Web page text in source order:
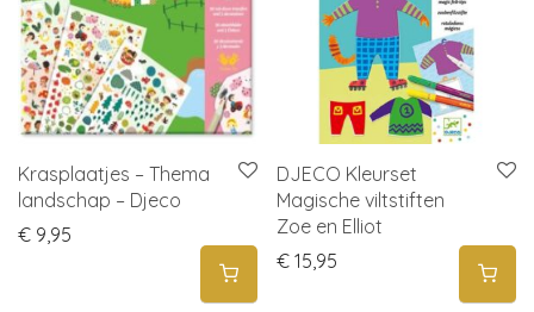
Krasplaatjes – Thema
landschap – Djeco
€ 9,95
DJECO Kleurset
Magische viltstiften
Zoe en Elliot
€ 15,95